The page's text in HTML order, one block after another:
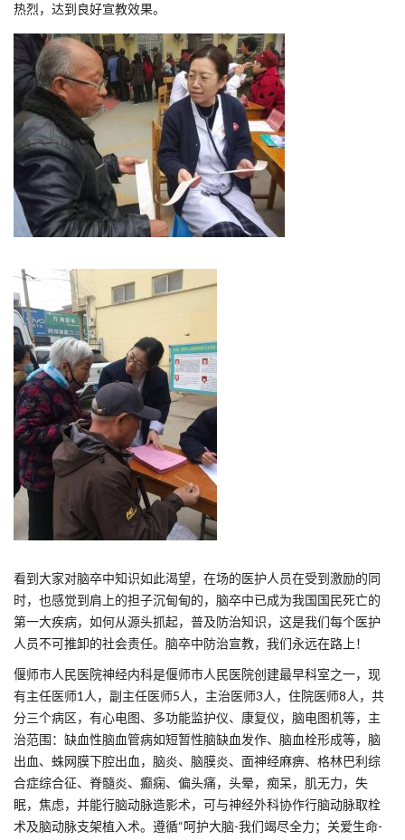
热烈，达到良好宣教效果。
看到大家对脑卒中知识如此渴望，在场的医护人员在受到激励的同
时，也感觉到肩上的担子沉甸甸的，脑卒中已成为我国国民死亡的
第一大疾病，如何从源头抓起，普及防治知识，这是我们每个医护
人员不可推卸的社会责任。脑卒中防治宣教，我们永远在路上！
偃师市人民医院神经内科是偃师市人民医院创建最早科室之一，现
有主任医师1人，副主任医师5人，主治医师3人，住院医师8人，共
分三个病区，有心电图、多功能监护仪、康复仪，脑电图机等，主
治范围：缺血性脑血管病如短暂性脑缺血发作、脑血栓形成等，脑
出血、蛛网膜下腔出血，脑炎、脑膜炎、面神经麻痹、格林巴利综
合症综合征、脊髓炎、癫痫、偏头痛，头晕，痴呆，肌无力，失
眠，焦虑，并能行脑动脉造影术，可与神经外科协作行脑动脉取栓
术及脑动脉支架植入术。遵循“呵护大脑-我们竭尽全力；关爱生命-